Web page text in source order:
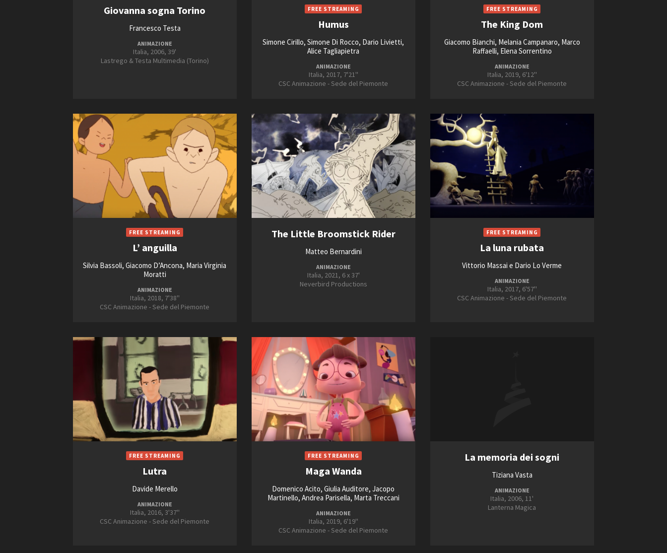
Giovanna sogna Torino
Francesco Testa
ANIMAZIONE
Italia, 2006, 39'
Lastrego & Testa Multimedia (Torino)
Humus
Simone Cirillo, Simone Di Rocco, Dario Livietti,
Alice Tagliapietra
ANIMAZIONE
Italia, 2017, 7'21''
CSC Animazione - Sede del Piemonte
The King Dom
Giacomo Bianchi, Melania Campanaro, Marco
Raffaelli, Elena Sorrentino
ANIMAZIONE
Italia, 2019, 6'12''
CSC Animazione - Sede del Piemonte
L’ anguilla
Silvia Bassoli, Giacomo D’Ancona, Maria Virginia
Moratti
ANIMAZIONE
Italia, 2018, 7'38''
CSC Animazione - Sede del Piemonte
The Little Broomstick Rider
Matteo Bernardini
ANIMAZIONE
Italia, 2021, 6 x 37'
Neverbird Productions
La luna rubata
Vittorio Massai e Dario Lo Verme
ANIMAZIONE
Italia, 2017, 6'57''
CSC Animazione - Sede del Piemonte
Lutra
Davide Merello
ANIMAZIONE
Italia, 2016, 3'37''
CSC Animazione - Sede del Piemonte
Maga Wanda
Domenico Acito, Giulia Auditore, Jacopo
Martinello, Andrea Parisella, Marta Treccani
ANIMAZIONE
Italia, 2019, 6'19''
CSC Animazione - Sede del Piemonte
La memoria dei sogni
Tiziana Vasta
ANIMAZIONE
Italia, 2006, 11'
Lanterna Magica